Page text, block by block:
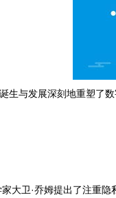
生与发展深刻地重塑了
大卫·乔姆提出了注重